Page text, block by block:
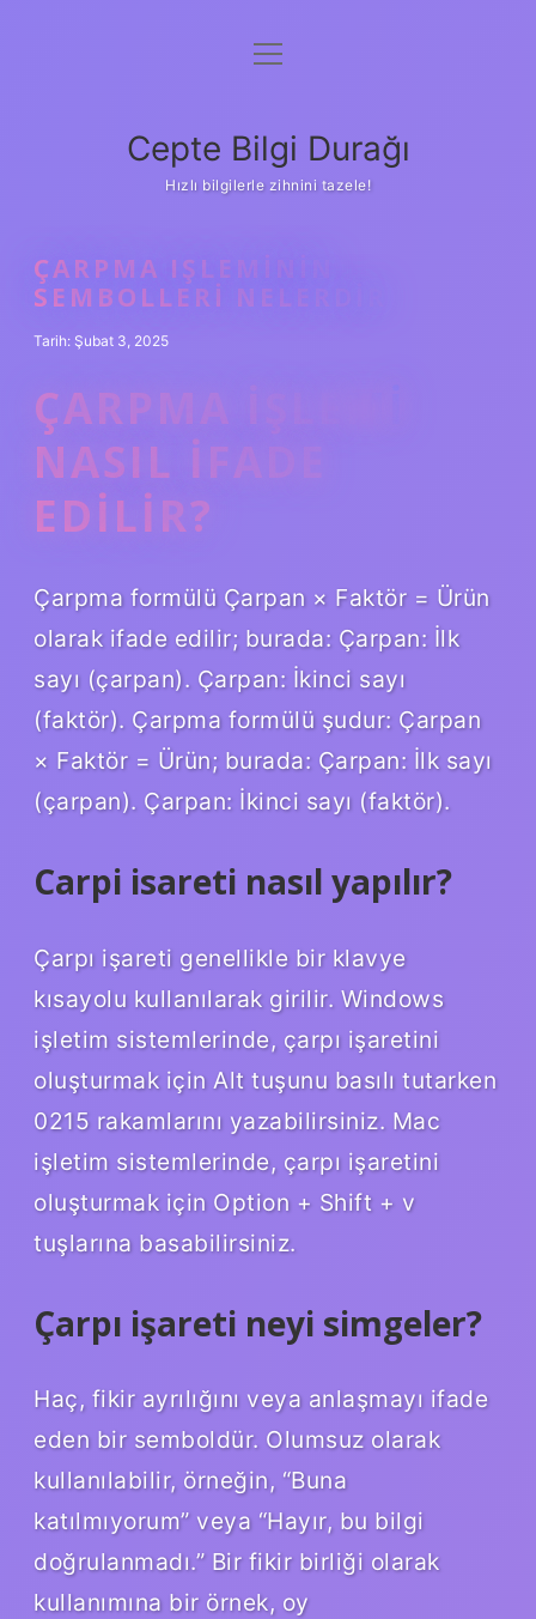
Anasayfa
Yasal Uyarı
menüyü
Cepte Bilgi Durağı
Hızlı bilgilerle zihnini tazele!
ÇARPMA IŞLEMININ
SEMBOLLERI NELERDIR
Tarih: Şubat 3, 2025
ÇARPMA IŞLEMI
NASIL IFADE
EDILIR?
Çarpma formülü Çarpan × Faktör = Ürün
olarak ifade edilir; burada: Çarpan: İlk
sayı (çarpan). Çarpan: İkinci sayı
(faktör). Çarpma formülü şudur: Çarpan
× Faktör = Ürün; burada: Çarpan: İlk sayı
(çarpan). Çarpan: İkinci sayı (faktör).
Carpi isareti nasıl yapılır?
Çarpı işareti genellikle bir klavye
kısayolu kullanılarak girilir. Windows
işletim sistemlerinde, çarpı işaretini
oluşturmak için Alt tuşunu basılı tutarken
0215 rakamlarını yazabilirsiniz. Mac
işletim sistemlerinde, çarpı işaretini
oluşturmak için Option + Shift + v
tuşlarına basabilirsiniz.
Çarpı işareti neyi simgeler?
Haç, fikir ayrılığını veya anlaşmayı ifade
eden bir semboldür. Olumsuz olarak
kullanılabilir, örneğin, “Buna
katılmıyorum” veya “Hayır, bu bilgi
doğrulanmadı.” Bir fikir birliği olarak
kullanımına bir örnek, oy